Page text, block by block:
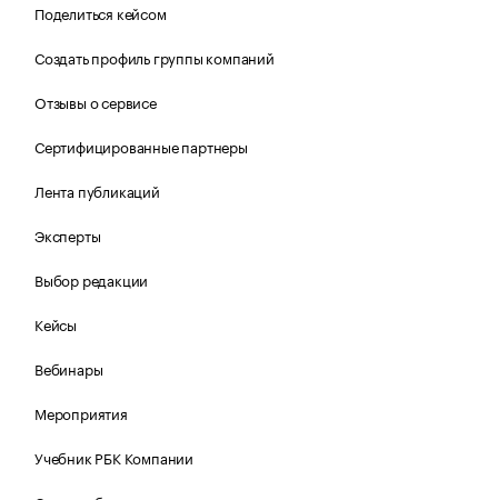
Поделиться кейсом
Создать профиль группы компаний
Отзывы о сервисе
Сертифицированные партнеры
Лента публикаций
Эксперты
Выбор редакции
Кейсы
Вебинары
Мероприятия
Учебник РБК Компании